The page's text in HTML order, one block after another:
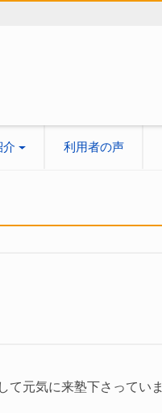
介 利用者の声
て元気に来塾下さっていま